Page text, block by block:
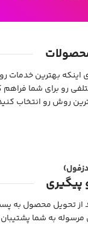
بهترین خدمات
رو برای شما فراهم
روش رو انتخاب
تحویل محصول به پست
مرسوله به شما